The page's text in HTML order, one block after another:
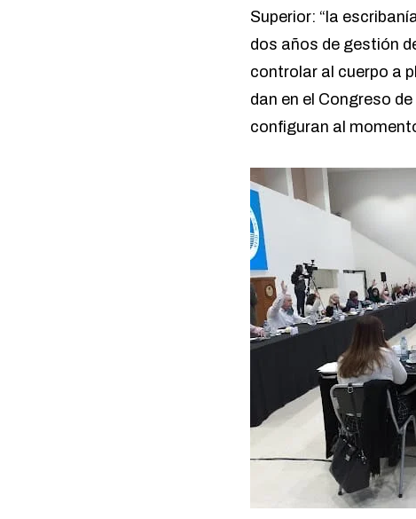
Superior: “la
dos años de gestión
controlar al cuerpo a
dan en el Congreso
configuran al